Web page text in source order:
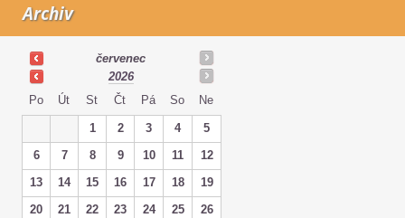
Archiv
červenec
2026
Po
Út St Čt Pá So Ne
1 2 3 4
5
6
7 8 9 10 11
12
13
14 15 16 17 18
19
20
21 22 23 24 25
26